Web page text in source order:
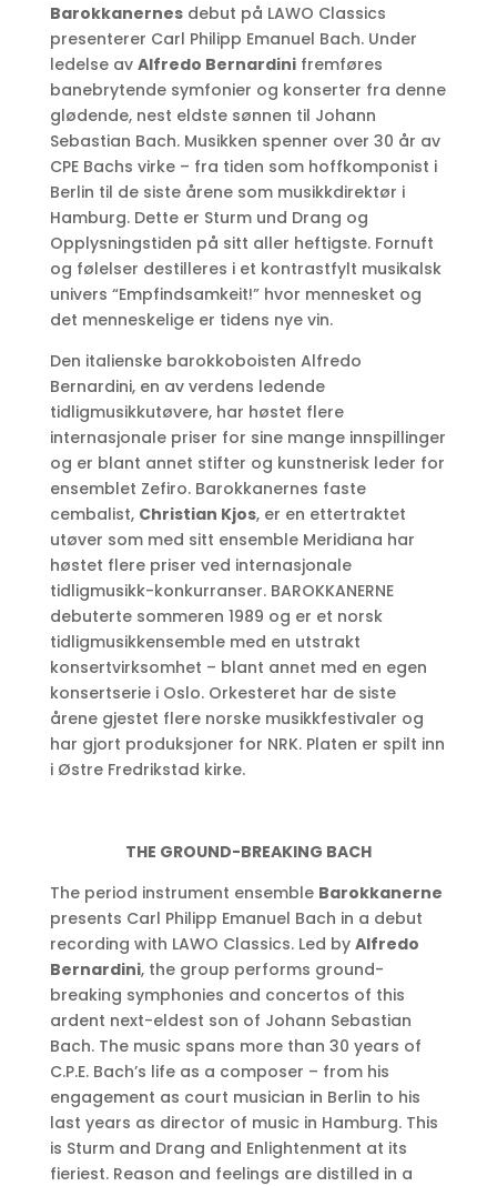
Barokkanernesdebut på LAWO Classics
presenterer Carl Philipp Emanuel Bach. Under
ledelse av Alfredo Bernardinifremføres
banebrytende symfonier og konserter fra denne
glødende, nest eldste sønnen til Johann
Sebastian Bach. Musikken spenner over 30 år av
CPE Bachs virke – fra tiden som hoffkomponist i
Berlin til de siste årene som musikkdirektør i
Hamburg. Dette er Sturm und Drang og
Opplysningstiden på sitt aller heftigste. Fornuft
og følelser destilleres i et kontrastfylt musikalsk
univers “Empfindsamkeit!” hvor mennesket og
det menneskelige er tidens nye vin.
Den italienske barokkoboisten Alfredo
Bernardini, en av verdens ledende
tidligmusikkutøvere, har høstet flere
internasjonale priser for sine mange innspillinger
og er blant annet stifter og kunstnerisk leder for
ensemblet Zefiro. Barokkanernes faste
cembalist, Christian Kjos, er en ettertraktet
utøver som med sitt ensemble Meridiana har
høstet flere priser ved internasjonale
tidligmusikk-konkurranser. BAROKKANERNE
debuterte sommeren 1989 og er et norsk
tidligmusikkensemble med en utstrakt
konsertvirksomhet – blant annet med en egen
konsertserie i Oslo. Orkesteret har de siste
årene gjestet flere norske musikkfestivaler og
har gjort produksjoner for NRK. Platen er spilt inn
i Østre Fredrikstad kirke.
THE GROUND-BREAKING BACH
The period instrument ensemble Barokkanerne
presents Carl Philipp Emanuel Bach in a debut
recording with LAWO Classics. Led by Alfredo
Bernardini, the group performs ground-
breaking symphonies and concertos of this
ardent next-eldest son of Johann Sebastian
Bach. The music spans more than 30 years of
C.P.E. Bach’s life as a composer – from his
engagement as court musician in Berlin to his
last years as director of music in Hamburg. This
is Sturm and Drang and Enlightenment at its
fieriest. Reason and feelings are distilled in a